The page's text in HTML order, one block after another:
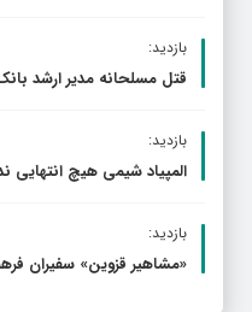
بازدید:
قتل مسلحانه مدیر ارشد
بازدید:
المپیاد شیمی هیچ انتهایی
بازدید:
«مشاهیر قزوین» سفیران